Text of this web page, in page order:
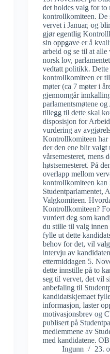
det holdes valg for to
kontrollkomiteen.
vervet i Januar, og
gjør egentlig
sin oppgave er å
arbeid og se til at
norsk lov,
vedtatt politikk.
kontrollkomiteen er
møter (ca 7 møter i
gjennomgår
parlamentsmøtene
tillegg til dette skal
disposisjon for
vurdering av
Kontrollkomiteen har
der den ene blir valgt
vårsemesteret, mens
høstsemesteret. På
overlapp mellom
kontrollkomiteen kan
Studentparlamentet,
Valgkomiteen.
Kontrollkomiteen?
vurdert deg som
du stille til valg
fylle ut dette
behov for det, vil
intervju av
ettermiddagen 5.
dette innstille på to
seg til vervet, det vil
anbefaling til
kandidatskjemaet
informasjon, laster
motivasjonsbrev og
publisert på
medlemmene av
med kandidatene.
Ingunn
23.